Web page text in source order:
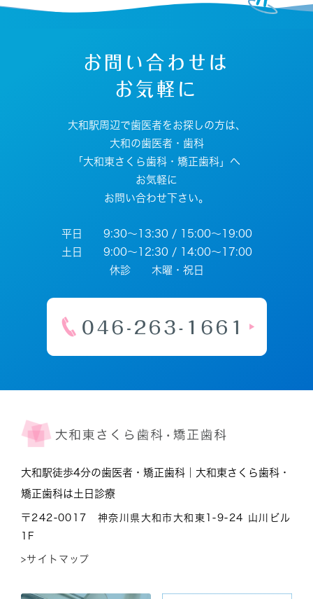
お問い合わせは
お気軽に
大和駅周辺で歯医者をお探しの方は、
大和の歯医者・歯科
「大和東さくら歯科・矯正歯科」へ
お気軽に
お問い合わせ下さい。
平日 9:30～13:30 / 15:00～19:00
土日 9:00～12:30 / 14:00～17:00
休診 木曜・祝日
大和駅徒歩4分の歯医者・矯正歯科｜大和東さくら歯科・
矯正歯科は土日診療
〒242-0017 神奈川県大和市大和東1-9-24 山川ビル
1F
>サイトマップ